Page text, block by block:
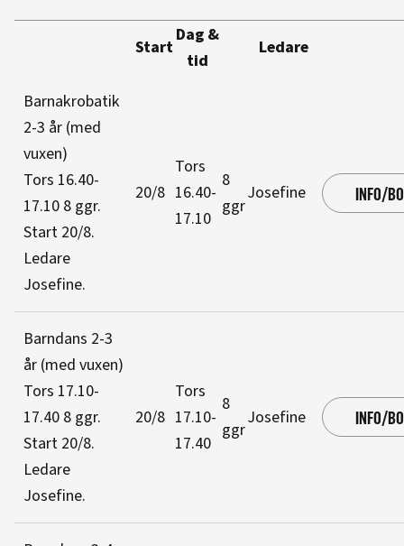
Start
Dag &
tid
Ledare
Barnakrobatik
2-3 år (med
vuxen)
Tors 16.40-
17.10 8 ggr.
Start 20/8.
Ledare
Josefine.
20/8
Tors
16.40-
17.10
8
ggr
Josefine INFO/
Barndans 2-3
år (med vuxen)
Tors 17.10-
17.40 8 ggr.
Start 20/8.
Ledare
Josefine.
20/8
Tors
17.10-
17.40
8
ggr
Josefine INFO/